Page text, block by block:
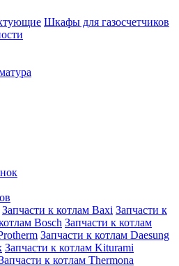
Шкафы для газосчетчиков
Запчасти к котлам Baxi Запчасти к
Bosch Запчасти к котлам
Запчасти к котлам Daesung
Запчасти к котлам Kiturami
к котлам Thermona